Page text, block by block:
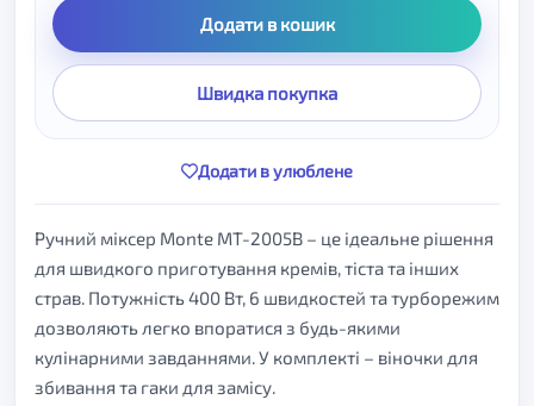
Додати в кошик
Швидка покупка
Додати в улюблене
Ручний міксер Monte MT-2005B – це ідеальне рішення
для швидкого приготування кремів, тіста та інших
страв. Потужність 400 Вт, 6 швидкостей та турборежим
дозволяють легко впоратися з будь-якими
кулінарними завданнями. У комплекті – віночки для
збивання та гаки для замісу.